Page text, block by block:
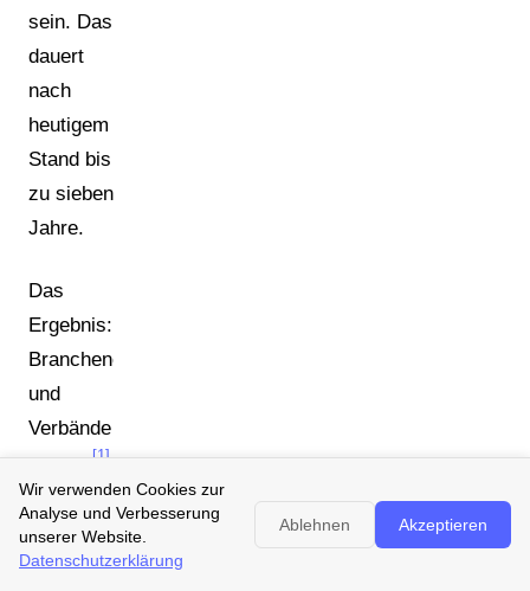
sein. Das
dauert
nach
heutigem
Stand bis
zu sieben
Jahre.
Das
Ergebnis:
Branchenexperten
und
Verbände
[1]
dass die
verfügbaren
PCR-
Wir verwenden Cookies zur
Analyse und Verbesserung
unserer Website.
Datenschutzerklärung
Ablehnen Akzeptieren